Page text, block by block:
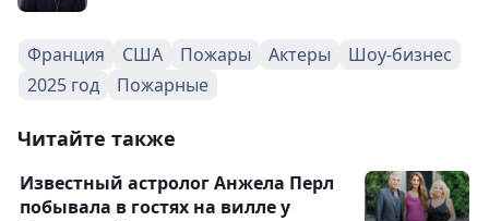
Франция США Пожары Актеры
Шоу-бизнес
2025 год
Пожарные
Читайте также
Известный астролог Анжела Перл
побывала в гостях на вилле у